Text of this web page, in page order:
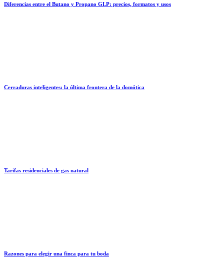
Diferencias entre el Butano y Propano GLP: precios, formatos y usos
Cerraduras inteligentes: la última frontera de la domótica
Tarifas residenciales de gas natural
Razones para elegir una finca para tu boda